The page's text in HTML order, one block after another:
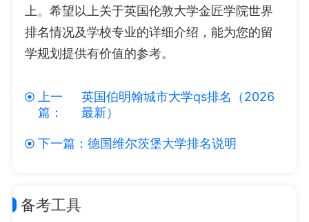
上。希望以上关于英国伦敦大学金匠学院世界
排名情况及学校专业的详细介绍，能为您的留
学规划提供有价值的参考。
上一
篇：
英国伯明翰城市大学qs排名（2026
最新）
下一篇： 德国维尔茨堡大学排名说明
备考工具